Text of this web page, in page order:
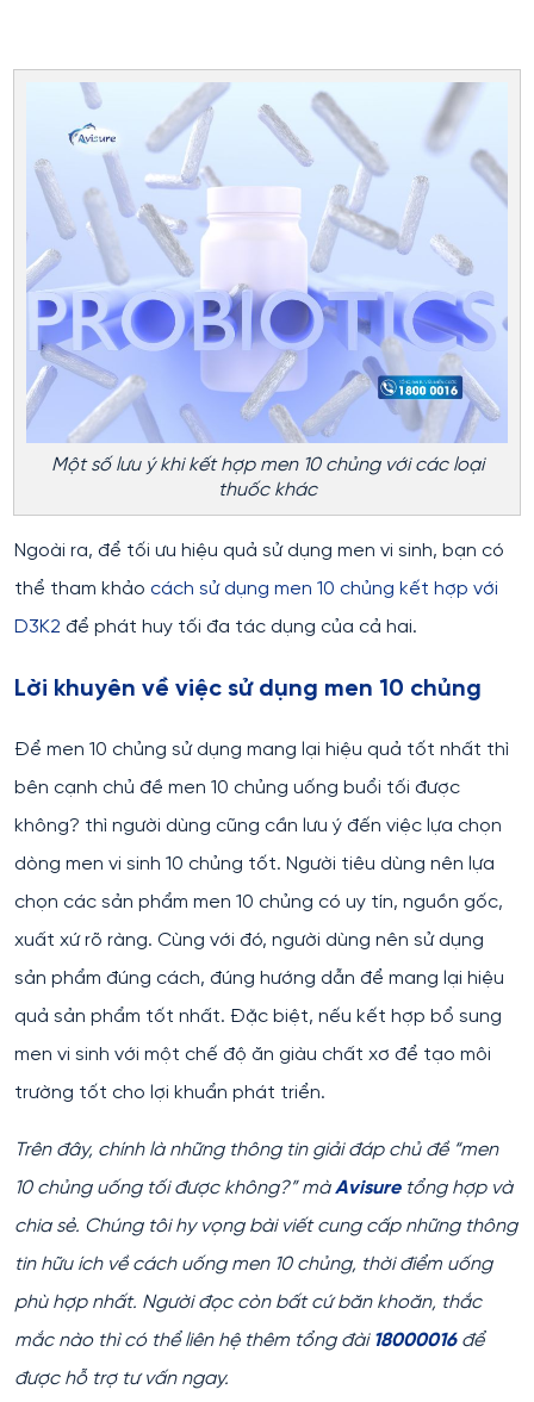
Một số lưu ý khi kết hợp men 10 chủng với các loại
thuốc khác
Ngoài ra, để tối ưu hiệu quả sử dụng men vi sinh, bạn có
thể tham khảo cách sử dụng men 10 chủng kết hợp với
D3K2 để phát huy tối đa tác dụng của cả hai.
Lời khuyên về việc sử dụng men 10 chủng
Để men 10 chủng sử dụng mang lại hiệu quả tốt nhất thì
bên cạnh chủ đề men 10 chủng uống buổi tối được
không? thì người dùng cũng cần lưu ý đến việc lựa chọn
dòng men vi sinh 10 chủng tốt. Người tiêu dùng nên lựa
chọn các sản phẩm men 10 chủng có uy tín, nguồn gốc,
xuất xứ rõ ràng. Cùng với đó, người dùng nên sử dụng
sản phẩm đúng cách, đúng hướng dẫn để mang lại hiệu
quả sản phẩm tốt nhất. Đặc biệt, nếu kết hợp bổ sung
men vi sinh với một chế độ ăn giàu chất xơ để tạo môi
trường tốt cho lợi khuẩn phát triển.
Trên đây, chính là những thông tin giải đáp chủ đề “men
10 chủng uống tối được không?” màAvisuretổng hợp và
chia sẻ. Chúng tôi hy vọng bài viết cung cấp những thông
tin hữu ích về cách uống men 10 chủng, thời điểm uống
phù hợp nhất. Người đọc còn bất cứ băn khoăn, thắc
mắc nào thì có thể liên hệ thêm tổng đài 18000016để
được hỗ trợ tư vấn ngay.